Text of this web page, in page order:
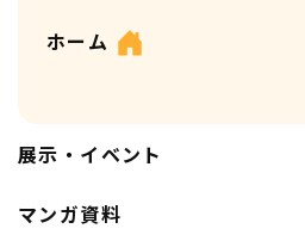
ホーム
展示・イベント
マンガ資料